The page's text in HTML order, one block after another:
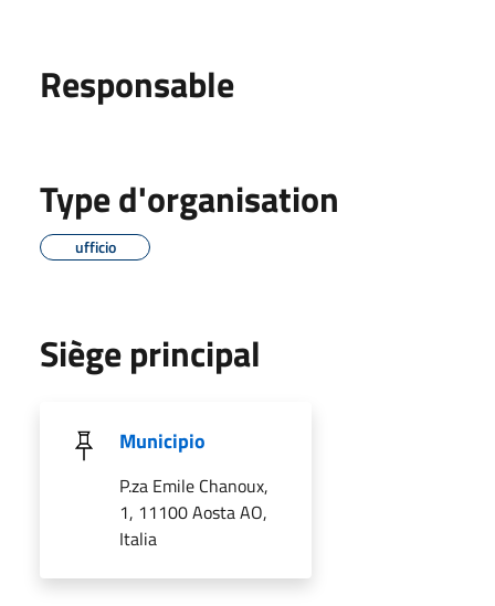
Responsable
Type d'organisation
ufficio
Siège principal
Municipio
P.za Emile Chanoux,
1, 11100 Aosta AO,
Italia